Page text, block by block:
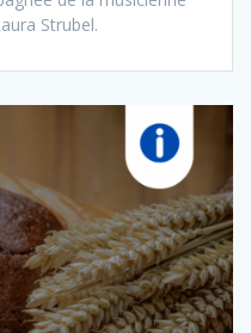
Strubel.